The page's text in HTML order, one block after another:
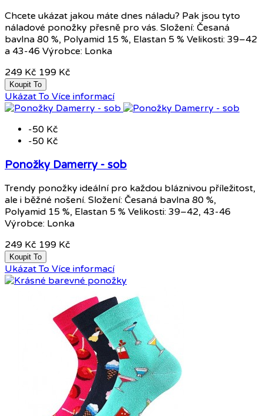
Chcete ukázat jakou máte dnes náladu? Pak jsou tyto
náladové ponožky přesně pro vás. Složení: Česaná
bavlna 80 %, Polyamid 15 %, Elastan 5 % Velikosti: 39–42
a 43-46 Výrobce: Lonka
249 Kč 199 Kč
Koupit To
Ukázat To Více informací
-50 Kč
-50 Kč
Ponožky Damerry - sob
Trendy ponožky ideální pro každou bláznivou příležitost,
ale i běžné nošení. Složení: Česaná bavlna 80 %,
Polyamid 15 %, Elastan 5 % Velikosti: 39–42, 43-46
Výrobce: Lonka
249 Kč 199 Kč
Koupit To
Ukázat To Více informací